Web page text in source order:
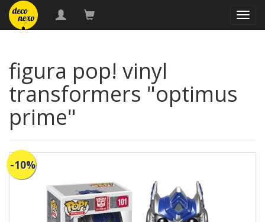
figura pop! vinyl
transformers "optimus
prime"
-10%